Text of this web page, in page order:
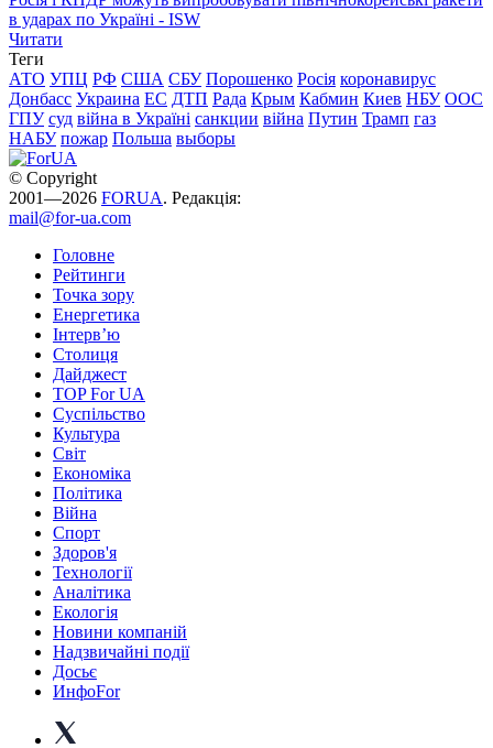
в ударах по Україні - ISW
Читати
Теги
АТО УПЦ РФ США СБУ Порошенко Росія коронавирус
Донбасс Украина ЕС ДТП Рада Крым Кабмин Киев НБУ ООС
ГПУ суд війна в Україні санкции війна Путин Трамп газ
НАБУ пожар Польша выборы
© Copyright
2001—2026 FORUA. Редакція:
mail@for-ua.com
Головне
Рейтинги
Точка зору
Енергетика
Інтерв’ю
Столиця
Дайджест
TOP For UA
Суспiльство
Культура
Світ
Економіка
Політика
Війна
Спорт
Здоров'я
Технології
Аналітика
Екологія
Новини компаній
Надзвичайні події
Досьє
ИнфоFor